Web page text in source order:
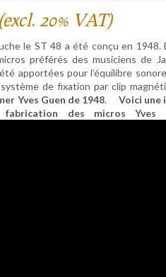
(excl. 20% VAT)
le ST 48 a été conçu en 1948.
préférés des musiciens de
apportées pour l’équilibre
de fixation par clip
Yves Guen de 1948. Voici une
des micros Yves